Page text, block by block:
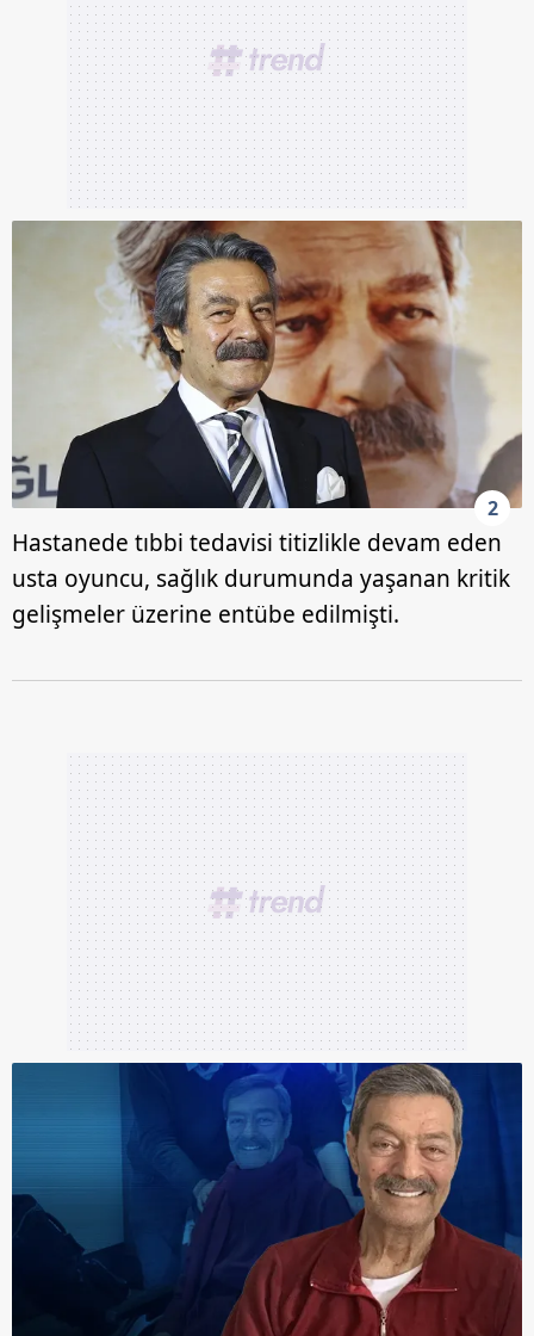
2
Hastanede tıbbi tedavisi titizlikle devam eden
usta oyuncu, sağlık durumunda yaşanan kritik
gelişmeler üzerine entübe edilmişti.